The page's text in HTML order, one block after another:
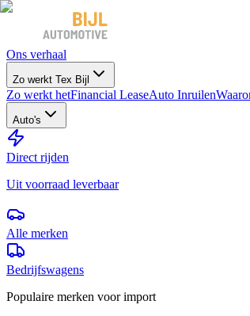
Ons verhaal
Zo werkt Tex Bijl
Zo werkt hetFinancial LeaseAuto Inruilen
Auto's
Direct rijden
Uit voorraad leverbaar
Alle merken
Bedrijfswagens
Populaire merken voor import